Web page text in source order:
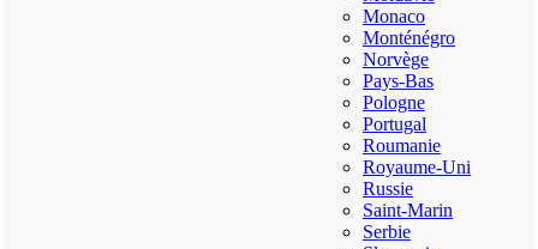
Monaco
Monténégro
Norvège
Pays-Bas
Pologne
Portugal
Roumanie
Royaume-Uni
Russie
Saint-Marin
Serbie